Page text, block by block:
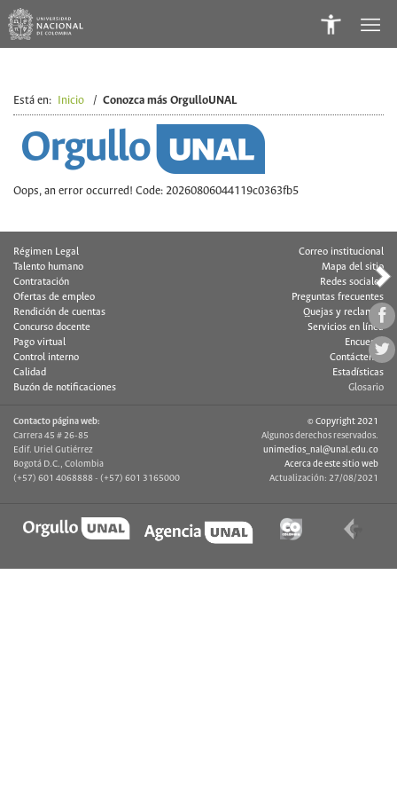
Está en: Inicio /Conozca más OrgulloUNAL
Oops, an error occurred! Code: 20260806044119c0363fb5
Régimen Legal
Talento humano
Contratación
Ofertas de empleo
Rendición de cuentas
Concurso docente
Pago virtual
Control interno
Calidad
Buzón de notificaciones
Correo institucional
Mapa del sitio
Redes sociales
Preguntas frecuentes
Quejas y reclamos
Servicios en línea
Encuesta
Contáctenos
Estadísticas
Glosario
Contacto página web:
Carrera 45 # 26-85
Edif. Uriel Gutiérrez
Bogotá D.C., Colombia
(+57) 601 4068888 - (+57) 601 3165000
© Copyright 2021
Algunos derechos reservados.
unimedios_nal@unal.edu.co
Acerca de este sitio web
Actualización: 27/08/2021